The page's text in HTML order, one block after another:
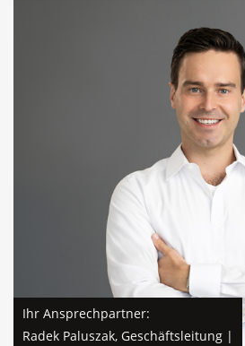
Ihr Ansprechpartner:
Radek Paluszak, Geschäftsleitung |